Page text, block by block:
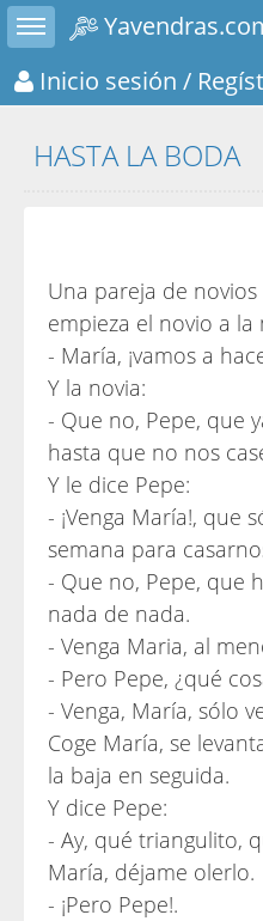
Toggle sidebar
Inicio sesión /
HASTA LA BODA
Una pareja de
empieza el novio a la
- María, ¡vamos a
Y la novia:
- Que no, Pepe, que
hasta que no nos
Y le dice Pepe:
- ¡Venga María!, que
semana para
- Que no, Pepe, que
nada de nada.
- Venga Maria, al
- Pero Pepe, ¿qué
- Venga, María, sólo
Coge María, se
la baja en seguida.
Y dice Pepe:
- Ay, qué triangulito,
María, déjame olerlo.
- ¡Pero Pepe!.